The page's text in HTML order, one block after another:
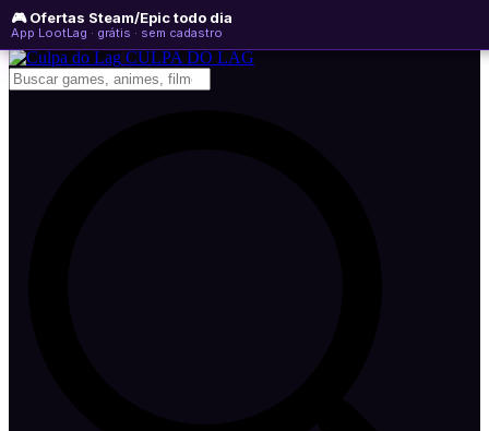
🎮 Ofertas Steam/Epic todo dia
App LootLag · grátis · sem cadastro
quinta-feira, 06 de agosto de 2026
Newsletter
CULPA DO LAG